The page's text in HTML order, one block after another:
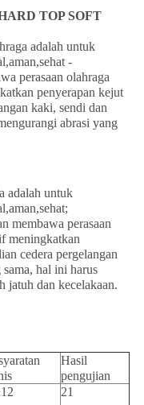
TOP SOFT
adalah untuk
-
perasaan olahraga
penyerapan kejut
kaki, sendi dan
abrasi yang
adalah untuk
membawa perasaan
meningkatkan
cedera pergelangan
hal ini harus
jatuh dan kecelakaan.
Hasil
pengujian
21